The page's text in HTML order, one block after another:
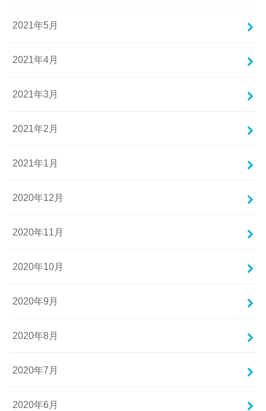
2021年5月
2021年4月
2021年3月
2021年2月
2021年1月
2020年12月
2020年11月
2020年10月
2020年9月
2020年8月
2020年7月
2020年6月